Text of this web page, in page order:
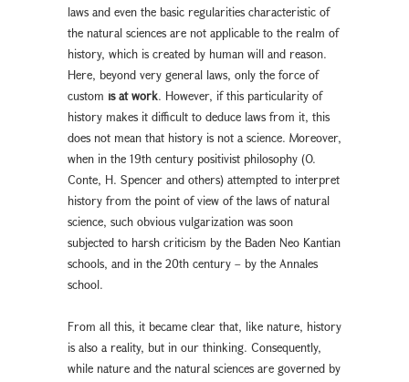
laws and even the basic regularities characteristic of
the natural sciences are not applicable to the realm of
history, which is created by human will and reason.
Here, beyond very general laws, only the force of
custom is at work. However, if this particularity of
history makes it difficult to deduce laws from it, this
does not mean that history is not a science. Moreover,
when in the 19th century positivist philosophy (O.
Conte, H. Spencer and others) attempted to interpret
history from the point of view of the laws of natural
science, such obvious vulgarization was soon
subjected to harsh criticism by the Baden Neo Kantian
schools, and in the 20th century – by the Annales
school.
From all this, it became clear that, like nature, history
is also a reality, but in our thinking. Consequently,
while nature and the natural sciences are governed by